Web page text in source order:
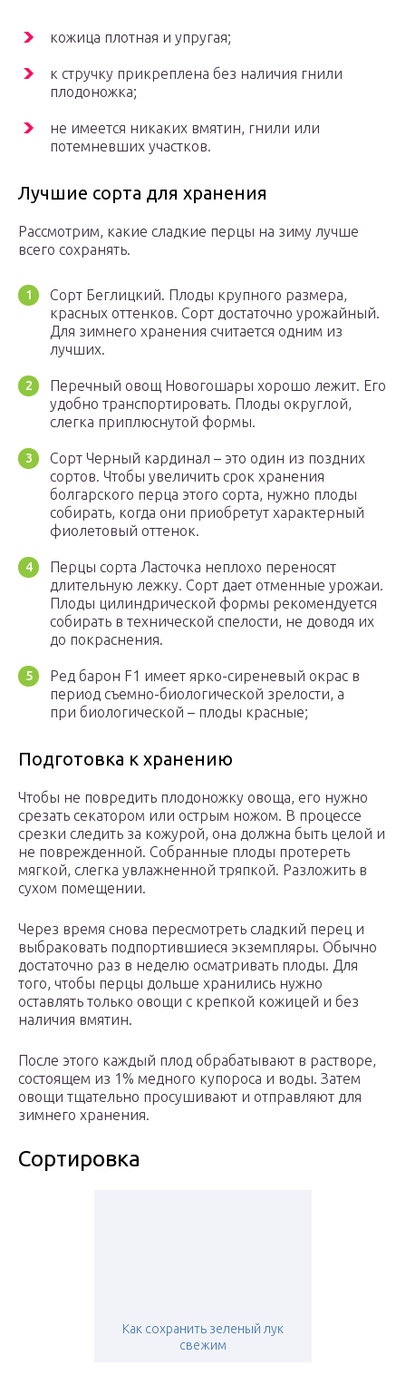
кожица плотная и упругая;
к стручку прикреплена без наличия гнили
плодоножка;
не имеется никаких вмятин, гнили или
потемневших участков.
Лучшие сорта для хранения
Рассмотрим, какие сладкие перцы на зиму лучше
всего сохранять.
Сорт Беглицкий. Плоды крупного размера,
красных оттенков. Сорт достаточно урожайный.
Для зимнего хранения считается одним из
лучших.
Перечный овощ Новогошары хорошо лежит. Его
удобно транспортировать. Плоды округлой,
слегка приплюснутой формы.
Сорт Черный кардинал – это один из поздних
сортов. Чтобы увеличить срок хранения
болгарского перца этого сорта, нужно плоды
собирать, когда они приобретут характерный
фиолетовый оттенок.
Перцы сорта Ласточка неплохо переносят
длительную лежку. Сорт дает отменные урожаи.
Плоды цилиндрической формы рекомендуется
собирать в технической спелости, не доводя их
до покраснения.
Ред барон F1 имеет ярко-сиреневый окрас в
период съемно-биологической зрелости, а
при биологической – плоды красные;
Подготовка к хранению
Чтобы не повредить плодоножку овоща, его нужно
срезать секатором или острым ножом. В процессе
срезки следить за кожурой, она должна быть целой и
не поврежденной. Собранные плоды протереть
мягкой, слегка увлажненной тряпкой. Разложить в
сухом помещении.
Через время снова пересмотреть сладкий перец и
выбраковать подпортившиеся экземпляры. Обычно
достаточно раз в неделю осматривать плоды. Для
того, чтобы перцы дольше хранились нужно
оставлять только овощи с крепкой кожицей и без
наличия вмятин.
После этого каждый плод обрабатывают в растворе,
состоящем из 1% медного купороса и воды. Затем
овощи тщательно просушивают и отправляют для
зимнего хранения.
Сортировка
Как сохранить зеленый лук
свежим